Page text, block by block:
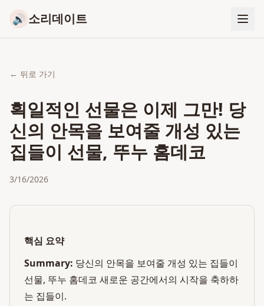
🔊 소리데이트
← 뒤로 가기
획일적인 선물은 이제 그만! 당
신의 안목을 보여줄 개성 있는
집들이 선물, 뚜누 홈데코
3/16/2026
핵심 요약
Summary: 당신의 안목을 보여줄 개성 있는 집들이
선물, 뚜누 홈데코 새로운 공간에서의 시작을 축하하
는 집들이.